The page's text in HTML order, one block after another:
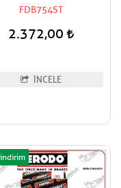
FDB754ST
2.372,00
İNCELE